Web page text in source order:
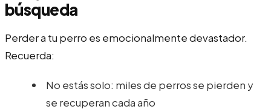
búsqueda
Perder a tu perro es emocionalmente devastador.
Recuerda:
No estás solo: miles de perros se pierden y
se recuperan cada año